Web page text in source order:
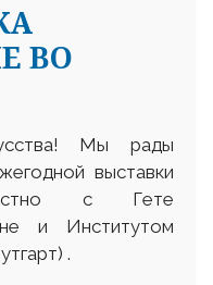
ВО
Мы рады
выставки
с Гете
и Институтом
.